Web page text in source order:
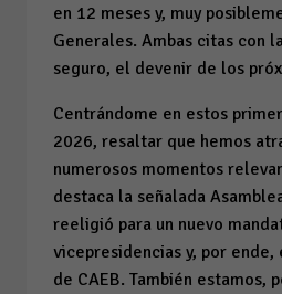
en 12 meses y, muy
Generales. Ambas citas con
seguro, el devenir de los
Centrándome en estos
2026, resaltar que hemos
numerosos momentos
destaca la señalada
reeligió para un nuevo
vicepresidencias y, por
de CAEB. También estamos,